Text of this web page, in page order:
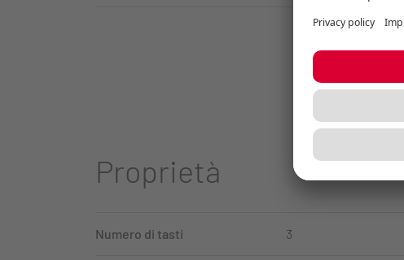
Proprietà
Numero di tasti 3